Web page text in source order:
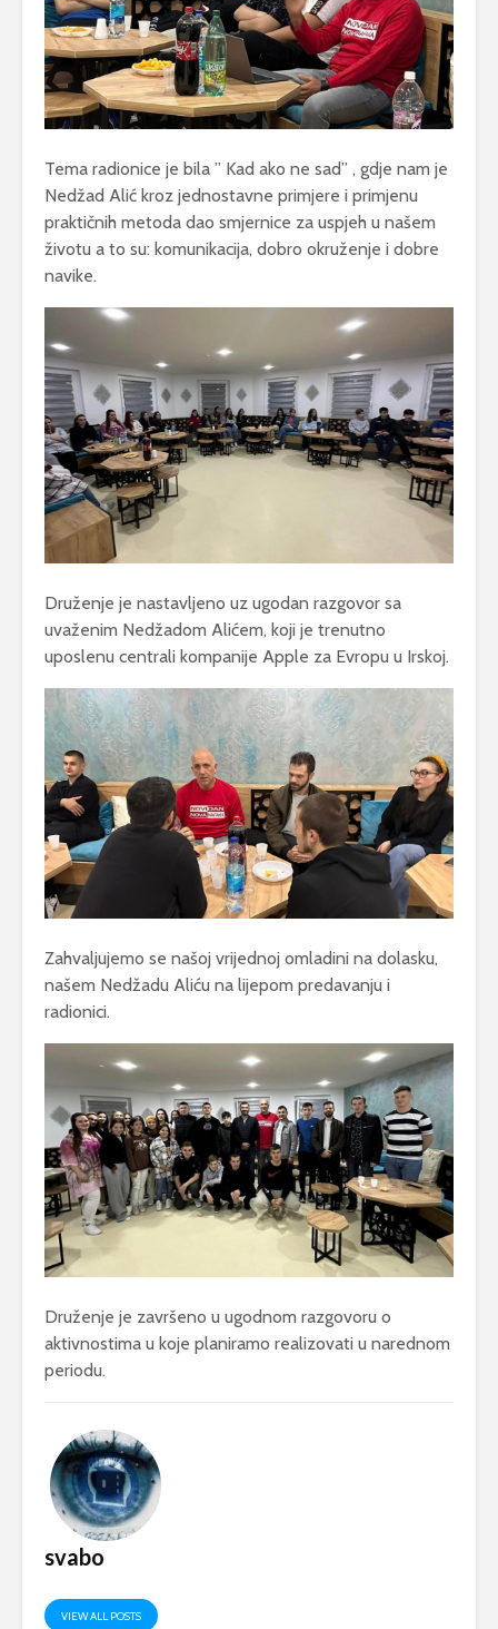
Tema radionice je bila ” Kad ako ne sad” , gdje nam je
Nedžad Alić kroz jednostavne primjere i primjenu
praktičnih metoda dao smjernice za uspjeh u našem
životu a to su: komunikacija, dobro okruženje i dobre
navike.
Druženje je nastavljeno uz ugodan razgovor sa
uvaženim Nedžadom Alićem, koji je trenutno
uposlenu centrali kompanije Apple za Evropu u Irskoj.
Zahvaljujemo se našoj vrijednoj omladini na dolasku,
našem Nedžadu Aliću na lijepom predavanju i
radionici.
Druženje je završeno u ugodnom razgovoru o
aktivnostima u koje planiramo realizovati u narednom
periodu.
svabo
VIEW ALL POSTS